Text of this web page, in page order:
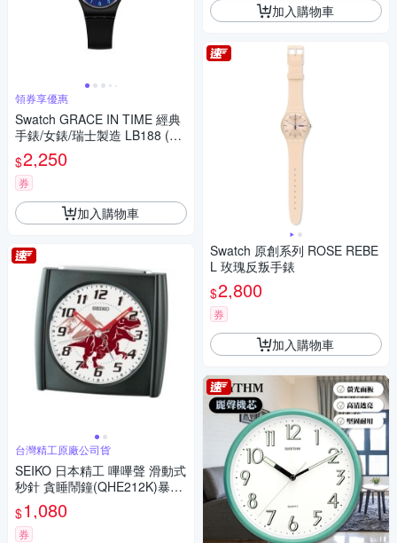
領券享優惠
Swatch GRACE IN TIME 經典
手錶/女錶/瑞士製造 LB188 (25
mm)
$2,250
券
加入購物車
台灣精工原廠公司貨
SEIKO 日本精工 嗶嗶聲 滑動式
秒針 貪睡鬧鐘(QHE212K)暴龍/
8.5X9cm
$1,080
券
加入購物車
Swatch 原創系列 ROSE REBE
L 玫瑰反叛手錶
$2,800
券
加入購物車